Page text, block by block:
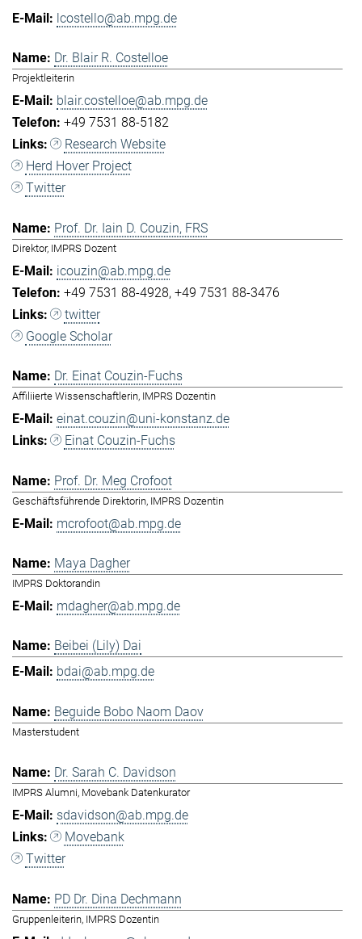
lcostello@ab.mpg.de
Dr. Blair R. Costelloe
Projektleiterin
blair.costelloe@ab.mpg.de
+49 7531 88-5182
Research Website
Herd Hover Project
Twitter
Prof. Dr. Iain D. Couzin, FRS
Direktor, IMPRS Dozent
icouzin@ab.mpg.de
+49 7531 88-4928 +49 7531 88-3476
twitter
Google Scholar
Dr. Einat Couzin-Fuchs
Affiliierte Wissenschaftlerin, IMPRS Dozentin
einat.couzin@uni-konstanz.de
Einat Couzin-Fuchs
Prof. Dr. Meg Crofoot
Geschäftsführende Direktorin, IMPRS Dozentin
mcrofoot@ab.mpg.de
Maya Dagher
IMPRS Doktorandin
mdagher@ab.mpg.de
Beibei (Lily) Dai
bdai@ab.mpg.de
Beguide Bobo Naom Daov
Masterstudent
Dr. Sarah C. Davidson
IMPRS Alumni, Movebank Datenkurator
sdavidson@ab.mpg.de
Movebank
Twitter
PD Dr. Dina Dechmann
Gruppenleiterin, IMPRS Dozentin